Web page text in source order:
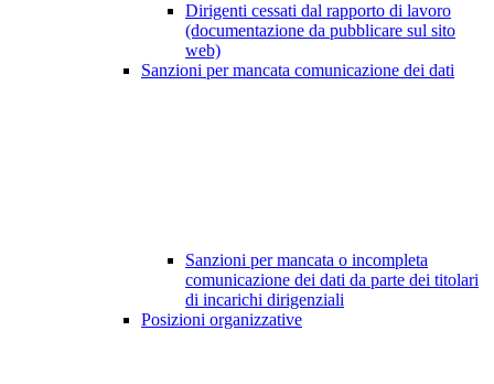
Dirigenti cessati dal rapporto di lavoro
(documentazione da pubblicare sul sito
web)
Sanzioni per mancata comunicazione dei dati
Sanzioni per mancata o incompleta
comunicazione dei dati da parte dei titolari
di incarichi dirigenziali
Posizioni organizzative